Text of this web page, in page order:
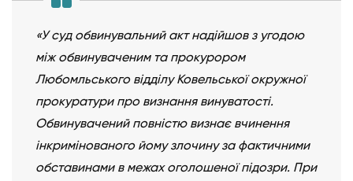
«У суд обвинувальний акт надійшов з угодою
між обвинуваченим та прокурором
Любомльського відділу Ковельської окружної
прокуратури про визнання винуватості.
Обвинувачений повністю визнає вчинення
інкримінованого йому злочину за фактичними
обставинами в межах оголошеної підозри. При